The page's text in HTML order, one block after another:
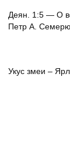
Деян. 1:5 — О
Петр А.
Укус змеи –